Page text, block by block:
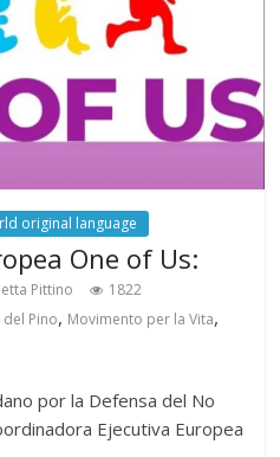
original language
One of Us:
Pittino
1822
del Pino, Movimento per la Vita,
por la Defensa del No
Ejecutiva Europea